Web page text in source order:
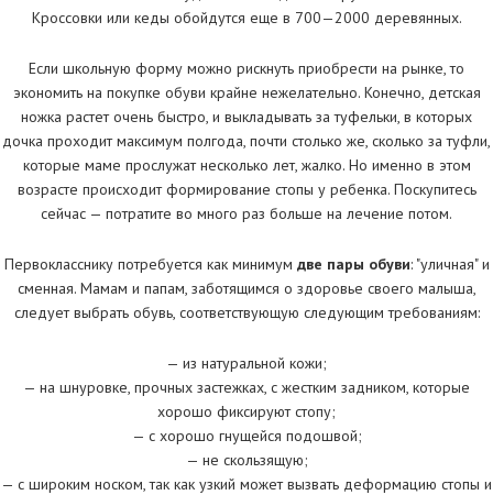
Кроссовки или кеды обойдутся еще в 700—2000 деревянных.
Если школьную форму можно рискнуть приобрести на рынке, то
экономить на покупке обуви крайне нежелательно. Конечно, детская
ножка растет очень быстро, и выкладывать за туфельки, в которых
дочка проходит максимум полгода, почти столько же, сколько за туфли,
которые маме прослужат несколько лет, жалко. Но именно в этом
возрасте происходит формирование стопы у ребенка. Поскупитесь
сейчас — потратите во много раз больше на лечение потом.
Первокласснику потребуется как минимум две пары обуви: "уличная" и
сменная. Мамам и папам, заботящимся о здоровье своего малыша,
следует выбрать обувь, соответствующую следующим требованиям:
— из натуральной кожи;
— на шнуровке, прочных застежках, с жестким задником, которые
хорошо фиксируют стопу;
— с хорошо гнущейся подошвой;
— не скользящую;
— с широким носком, так как узкий может вызвать деформацию стопы и